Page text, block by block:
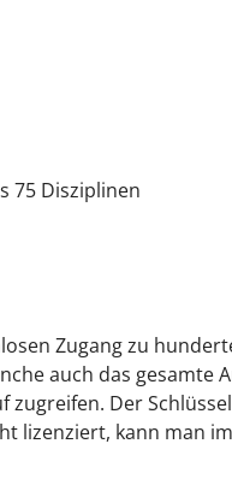
75 Disziplinen
Zugang zu
auch das
Der
lizenziert, kann man